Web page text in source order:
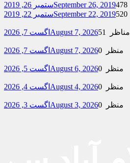
ستمبر 26, 2019September 26, 2019
ستمبر 22, 2019September 22, 2019
اگست 7, 2026 August 7, 2026 51 مناظر
اگست 7, 2026 August 7, 2026 0 منظر
اگست 5, 2026 August 6, 2026 0 منظر
اگست 4, 2026 August 4, 2026 0 منظر
اگست 3, 2026 August 3, 2026 0 منظر